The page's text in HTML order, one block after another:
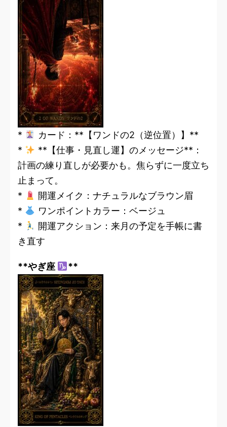
*
カード：**【ワンドの2（逆位置）】**
*
**【仕事・見直し運】のメッセージ**：
計画の練り直しが必要かも。焦らずに一度立ち
止まって。
*
開運メイク：ナチュラルなブラウン眉
*
ワンポイントカラー：ベージュ
*
開運アクション：来月の予定を手帳に書
き直す
**やぎ座 **